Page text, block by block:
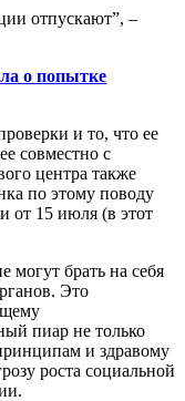
отпускают”, –
о попытке
и то, что ее
совместно с
центра также
по этому поводу
от 15 июля (в этот
могут брать на себя
Это
пиар не только
и здравому
роста социальной